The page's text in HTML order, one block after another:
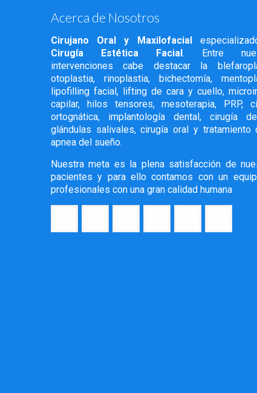
Acerca de Nosotros
Cirujano Oral y Maxilofacial
Cirugía Estética Facial. Entre
intervenciones cabe destacar la
otoplastia, rinoplastia, bichectomía,
lipofilling facial, lifting de cara y cuello,
capilar, hilos tensores, mesoterapia, PRP,
ortognática, implantología dental, cirugía
glándulas salivales, cirugía oral y tratamiento
apnea del sueño.
Nuestra meta es la plena satisfacción de
pacientes y para ello contamos con un
profesionales con una gran calidad humana